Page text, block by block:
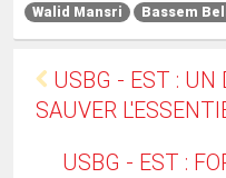
Walid Mansri
Bassem
USBG - EST : UN
SAUVER
USBG - EST :